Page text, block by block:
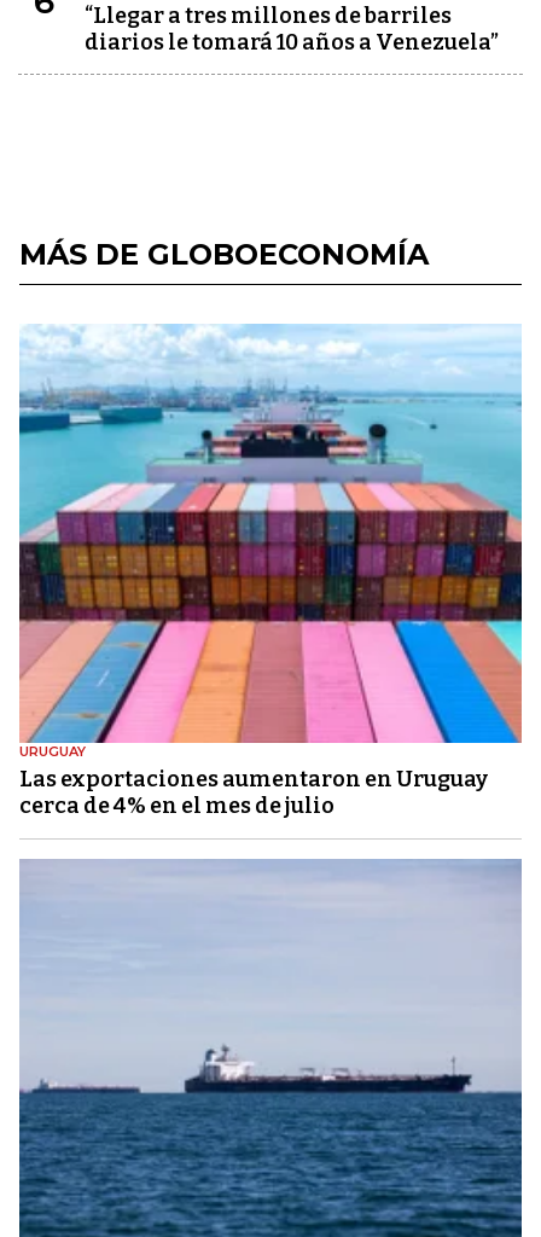
“Llegar a tres millones de barriles
diarios le tomará 10 años a Venezuela”
MÁS DE GLOBOECONOMÍA
URUGUAY
Las exportaciones aumentaron en Uruguay
cerca de 4% en el mes de julio